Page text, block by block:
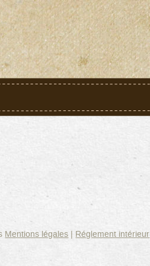
Mentions légales | Réglement intérieur